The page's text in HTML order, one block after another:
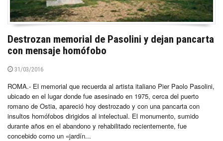
Destrozan memorial de Pasolini y dejan pancarta
con mensaje homófobo
31/03/2016
ROMA.- El memorial que recuerda al artista italiano Pier Paolo Pasolini,
ubicado en el lugar donde fue asesinado en 1975, cerca del puerto
romano de Ostia, apareció hoy destrozado y con una pancarta con
insultos homófobos dirigidos al intelectual. El monumento, sumido
durante años en el abandono y rehabilitado recientemente, fue
concebido como un «jardín...